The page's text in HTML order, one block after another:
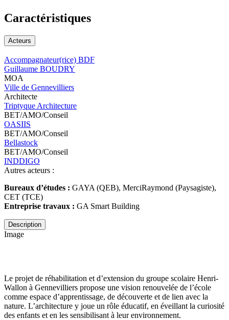
Caractéristiques
Acteurs
Accompagnateur(rice) BDF
Guillaume BOUDRY
MOA
Ville de Gennevilliers
Architecte
Triptyque Architecture
BET/AMO/Conseil
OASIIS
BET/AMO/Conseil
Bellastock
BET/AMO/Conseil
INDDIGO
Autres acteurs :
Bureaux d’études : GAYA (QEB), MerciRaymond (Paysagiste),
CET (TCE)
Entreprise travaux : GA Smart Building
Description
Image
Le projet de réhabilitation et d’extension du groupe scolaire Henri-
Wallon à Gennevilliers propose une vision renouvelée de l’école
comme espace d’apprentissage, de découverte et de lien avec la
nature. L’architecture y joue un rôle éducatif, en éveillant la curiosité
des enfants et en les sensibilisant à leur environnement.